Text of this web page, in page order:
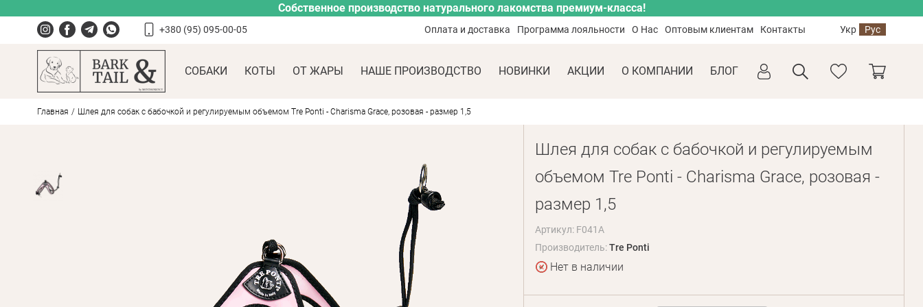
Собственное производство натурального лакомства премиум-класса!
+380 (95) 095-00-05 Оплата и доставка Программа лояльности О Нас Оптовым клиентам Контакты Укр Рус
СОБАКИ КОТЫ ОТ ЖАРЫ НАШЕ ПРОИЗВОДСТВО НОВИНКИ АКЦИИ О КОМПАНИИ БЛОГ
Главная Шлея для собак с бабочкой и регулируемым объемом Tre Ponti - Charisma Grace, розовая - размер 1,5
Шлея для собак с бабочкой и регулируемым
объемом Tre Ponti - Charisma Grace, розовая -
размер 1,5
Артикул: F041A
Производитель:Tre Ponti
Нет в наличии